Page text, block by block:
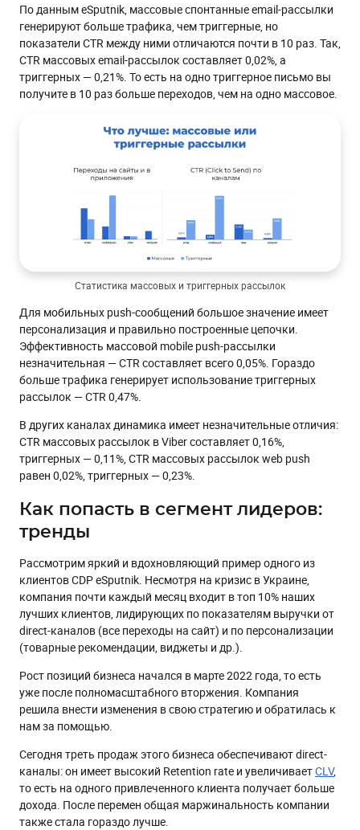
По данным eSputnik, массовые спонтанные email-рассылки
генерируют больше трафика, чем триггерные, но
показатели CTR между ними отличаются почти в 10 раз. Так,
CTR массовых email-рассылок составляет 0,02%, а
триггерных — 0,21%. То есть на одно триггерное письмо вы
получите в 10 раз больше переходов, чем на одно массовое.
Статистика массовых и триггерных рассылок
Для мобильных push-сообщений большое значение имеет
персонализация и правильно построенные цепочки.
Эффективность массовой mobile push-рассылки
незначительная — CTR составляет всего 0,05%. Гораздо
больше трафика генерирует использование триггерных
рассылок — CTR 0,47%.
В других каналах динамика имеет незначительные отличия:
CTR массовых рассылок в Viber составляет 0,16%,
триггерных — 0,11%, CTR массовых рассылок web push
равен 0,02%, триггерных — 0,23%.
Как попасть в сегмент лидеров:
тренды
Рассмотрим яркий и вдохновляющий пример одного из
клиентов CDP eSputnik. Несмотря на кризис в Украине,
компания почти каждый месяц входит в топ 10% наших
лучших клиентов, лидирующих по показателям выручки от
direct-каналов (все переходы на сайт) и по персонализации
(товарные рекомендации, виджеты и др.).
Рост позиций бизнеса начался в марте 2022 года, то есть
уже после полномасштабного вторжения. Компания
решила внести изменения в свою стратегию и обратилась к
нам за помощью.
Сегодня треть продаж этого бизнеса обеспечивают direct-
каналы: он имеет высокий Retention rate и увеличиваетCLV,
то есть на одного привлеченного клиента получает больше
дохода. После перемен общая маржинальность компании
также стала гораздо лучше.